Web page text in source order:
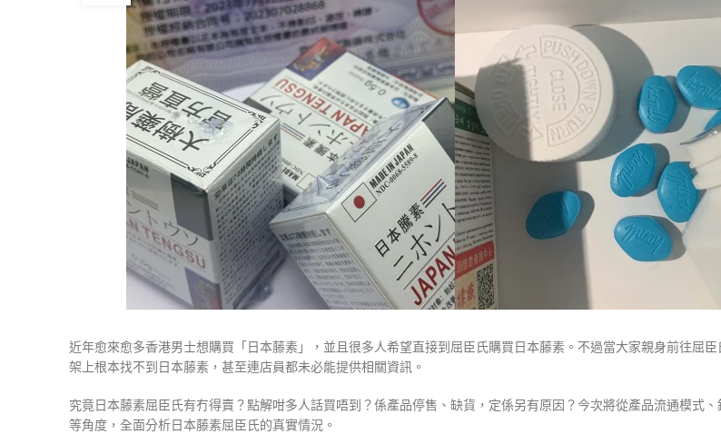
近年愈來愈多香港男士想購買「日本藤素」，並且很多人希望直接到屈臣氏購買日本藤素。不過當大家親身前往屈
架上根本找不到日本藤素，甚至連店員都未必能提供相關資訊。
究竟日本藤素屈臣氏有冇得賣？點解咁多人話買唔到？係產品停售、缺貨，定係另有原因？今次將從產品流通模式
等角度，全面分析日本藤素屈臣氏的真實情況。